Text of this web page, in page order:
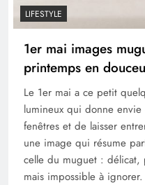
LIFESTYLE
1er mai images
printemps en
Le 1er mai a ce petit
lumineux qui donne
fenêtres et de laisser
une image qui résume
celle du muguet :
mais impossible à